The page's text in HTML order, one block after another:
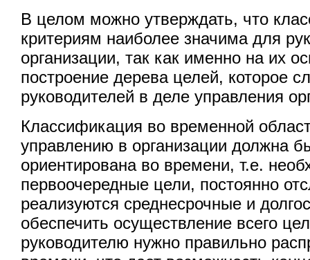
В целом можно утверждать, что
критериям наиболее значима для
организации, так как именно на их
построение дерева целей, которое
руководителей в деле управления
Классификация во временной
управлению в организации должна
ориентирована во времени, т.е.
первоочередные цели, постоянно
реализуются среднесрочные и
обеспечить осуществление всего
руководителю нужно правильно